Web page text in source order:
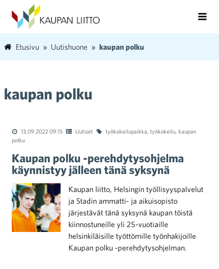
Etusivu Uutishuone kaupan polku
kaupan polku
13.09.2022 09:15 Uutiset työkokeilupaikka, työkokeilu, kaupan
polku
Kaupan polku -perehdytysohjelma
käynnistyy jälleen tänä syksynä
Kaupan liitto, Helsingin työllisyyspalvelut
ja Stadin ammatti- ja aikuisopisto
järjestävät tänä syksynä kaupan töistä
kiinnostuneille yli 25-vuotiaille
helsinkiläisille työttömille työnhakijoille
Kaupan polku -perehdytysohjelman.